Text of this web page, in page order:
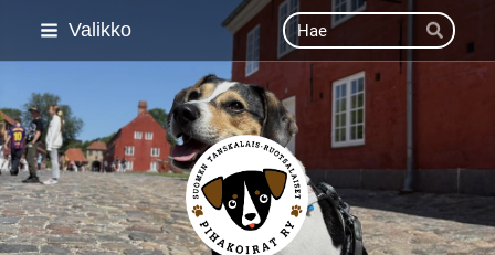
Siirry
Valikko Haku
Hae
Suomen Tanskalais-